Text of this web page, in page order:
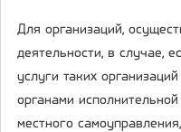
Для организаций,
деятельности, в случае,
услуги таких
органами
местного